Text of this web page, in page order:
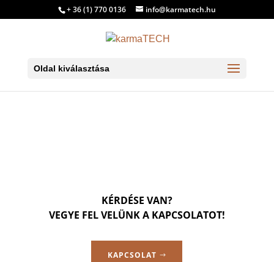
+ 36 (1) 770 0136 info@karmatech.hu
Oldal kiválasztása
KÉRDÉSE VAN?
VEGYE FEL VELÜNK A KAPCSOLATOT!
KAPCSOLAT